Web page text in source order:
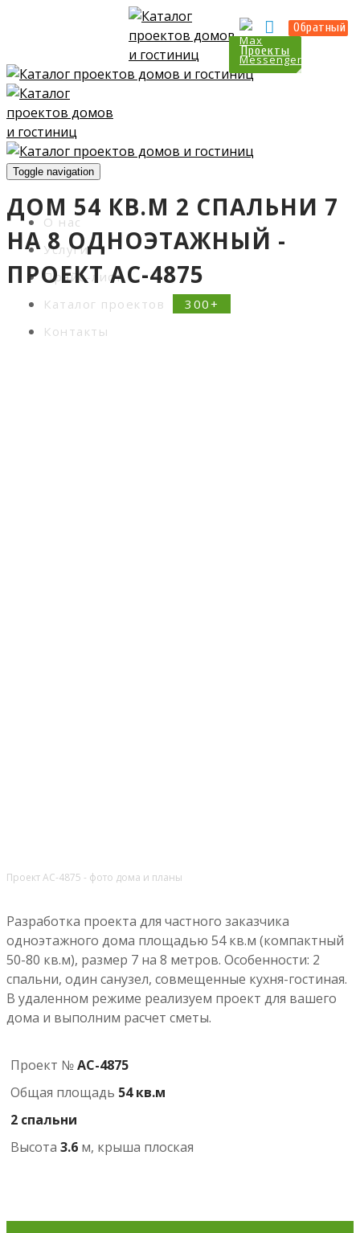
Проекты
Обратный
Toggle navigation
О нас
Услуги
Прайс-лист
Каталог проектов
Контакты
ДОМ 54 КВ.М 2 СПАЛЬНИ 7
НА 8 ОДНОЭТАЖНЫЙ -
ПРОЕКТ АС-4875
Проект АС-4875 - фото дома и планы
Разработка проекта для частного заказчика
одноэтажного дома площадью 54 кв.м (компактный
50-80 кв.м), размер 7 на 8 метров. Особенности: 2
спальни, один санузел, совмещенные кухня-гостиная.
В удаленном режиме реализуем проект для вашего
дома и выполним расчет сметы.
Проект №АС-4875
Общая площадь 54 кв.м
2 спальни
Высота 3.6 м, крыша плоская